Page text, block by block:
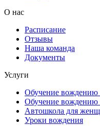
О нас
Расписание
Отзывы
Наша команда
Документы
Услуги
Обучение
Обучение
Автошкола для
Уроки вождения